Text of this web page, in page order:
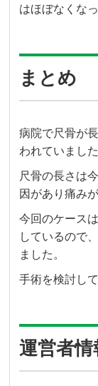
はほぼなくな
まとめ
病院で尺骨が
われていまし
尺骨の長さは
因があり痛み
今回のケース
しているので
ました。
手術を検討し
運営者情